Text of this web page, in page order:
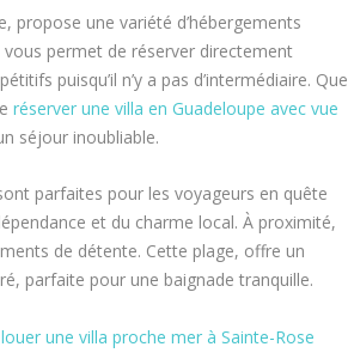
propose une variété d’hébergements
permet de réserver directement
puisqu’il n’y a pas d’intermédiaire. Que
réserver une villa en Guadeloupe avec vue
séjour inoubliable.
parfaites pour les voyageurs en quête
et du charme local. À proximité,
de détente. Cette plage, offre un
parfaite pour une baignade tranquille.
louer une villa proche mer à Sainte-Rose